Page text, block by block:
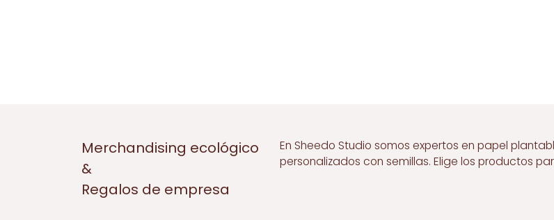
Merchandising ecológico
&
Regalos de empresa
En Sheedo Studio somos expertos en papel
personalizados con semillas. Elige los productos